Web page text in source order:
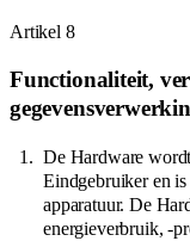
Artikel 8
Functionaliteit,
De Hardware
Eindgebruiker en
apparatuur. De
energieverbruik, -